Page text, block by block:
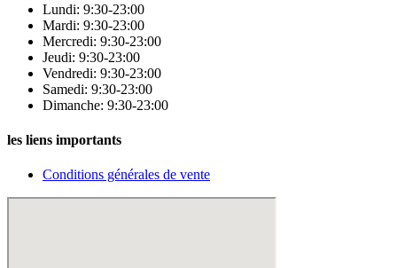
Lundi: 9:30-23:00
Mardi: 9:30-23:00
Mercredi: 9:30-23:00
Jeudi: 9:30-23:00
Vendredi: 9:30-23:00
Samedi: 9:30-23:00
Dimanche: 9:30-23:00
les liens importants
Conditions générales de vente